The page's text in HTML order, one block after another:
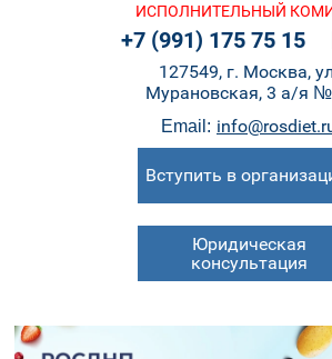
ИСПОЛНИТЕЛЬНЫЙ
+7 (991) 175 75 15
127549, г. Москва,
Мурановская, 3 а/я
Email:
Вступить в
Юридическая
консультация